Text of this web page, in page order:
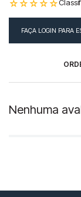
☆ ☆ ☆ ☆ ☆
FAÇA LOGIN PARA
Nenhuma